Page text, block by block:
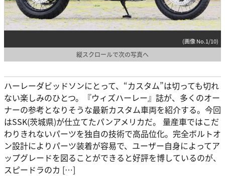
(画像 No.1/10)
縦スクロールで次の写真へ
ハーレーダビッドソンにとって、“カスタム”は切っても切れ
ない楽しみのひとつ。『ウィズハーレー』誌が、多くのオー
ナーの参考となりそうな最新カスタム車両を紹介する。今回
はSSK(茨城県)が仕立てたパンアメリカだ。 量産車ではこだ
わりきれないパーツを独自の技術で高品位化。完全ボルトオ
ン設計によりパーツ装着が容易で、ユーザー自身によってア
ップグレードを図ることができると好評を博しているのが、
スピードラのカ […]